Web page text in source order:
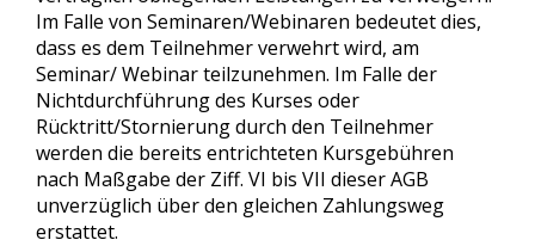
Im Falle von Seminaren/Webinaren bedeutet dies,
dass es dem Teilnehmer verwehrt wird, am
Seminar/ Webinar teilzunehmen. Im Falle der
Nichtdurchführung des Kurses oder
Rücktritt/Stornierung durch den Teilnehmer
werden die bereits entrichteten Kursgebühren
nach Maßgabe der Ziff. VI bis VII dieser AGB
unverzüglich über den gleichen Zahlungsweg
erstattet.